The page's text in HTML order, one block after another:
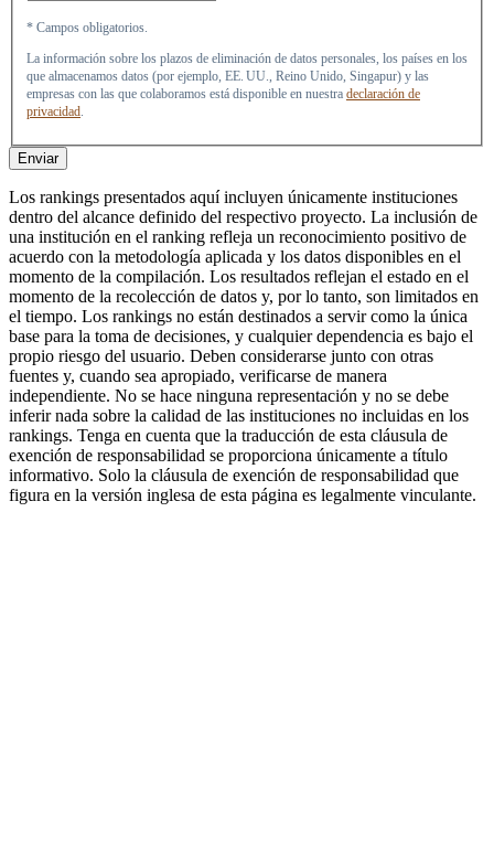
* Campos obligatorios.
La información sobre los plazos de eliminación de datos personales, los países en los
que almacenamos datos (por ejemplo, EE. UU., Reino Unido, Singapur) y las
empresas con las que colaboramos está disponible en nuestra declaración de
privacidad.
Enviar
Los rankings presentados aquí incluyen únicamente instituciones
dentro del alcance definido del respectivo proyecto. La inclusión de
una institución en el ranking refleja un reconocimiento positivo de
acuerdo con la metodología aplicada y los datos disponibles en el
momento de la compilación. Los resultados reflejan el estado en el
momento de la recolección de datos y, por lo tanto, son limitados en
el tiempo. Los rankings no están destinados a servir como la única
base para la toma de decisiones, y cualquier dependencia es bajo el
propio riesgo del usuario. Deben considerarse junto con otras
fuentes y, cuando sea apropiado, verificarse de manera
independiente. No se hace ninguna representación y no se debe
inferir nada sobre la calidad de las instituciones no incluidas en los
rankings. Tenga en cuenta que la traducción de esta cláusula de
exención de responsabilidad se proporciona únicamente a título
informativo. Solo la cláusula de exención de responsabilidad que
figura en la versión inglesa de esta página es legalmente vinculante.